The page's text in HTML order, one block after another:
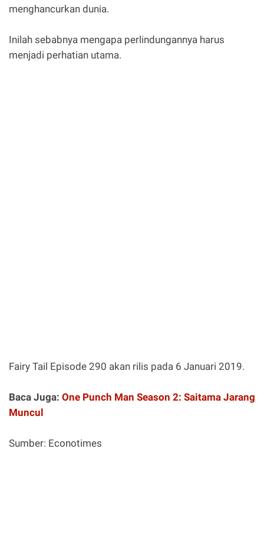
menghancurkan dunia.
Inilah sebabnya mengapa perlindungannya harus
menjadi perhatian utama.
Fairy Tail Episode 290 akan rilis pada 6 Januari 2019.
Baca Juga: One Punch Man Season 2: Saitama Jarang
Muncul
Sumber: Econotimes